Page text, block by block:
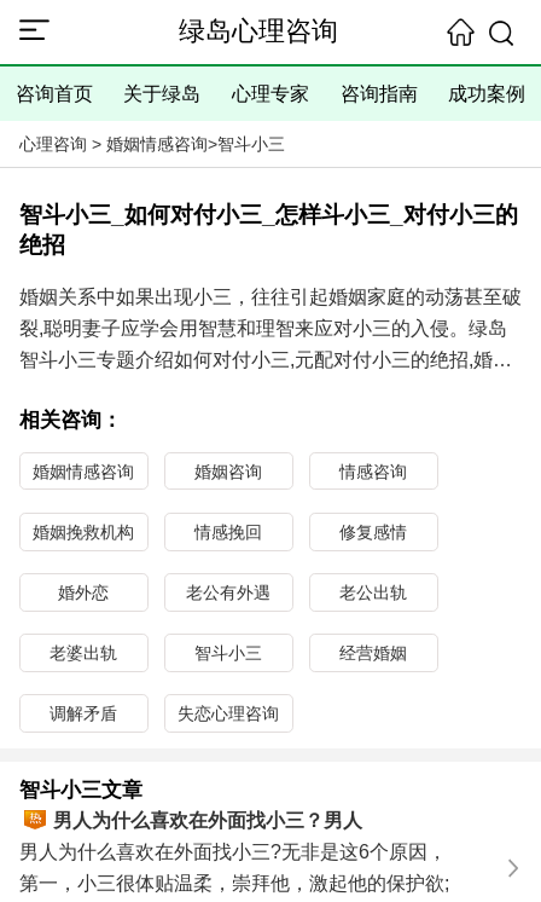
绿岛心理咨询
咨询首页 关于绿岛 心理专家 咨询指南 成功案例
心理咨询 > 婚姻情感咨询>智斗小三
智斗小三_如何对付小三_怎样斗小三_对付小三的
绝招
婚姻关系中如果出现小三，往往引起婚姻家庭的动荡甚至破
裂,聪明妻子应学会用智慧和理智来应对小三的入侵。绿岛
智斗小三专题介绍如何对付小三,元配对付小三的绝招,婚姻
战经验;
杭州绿岛婚姻咨询专家针对外遇出轨、小三插足等婚姻问题
提供专业咨询与帮助，资深小三劝退师专业帮助分离小三，
传授元配对付小三的绝招,指导怎样对付老公找小三,打败小
三,挽回老公,挽救婚姻,重建幸福婚姻。
老公出轨了如何对付小三?请求助杭州绿岛婚姻情感专家，
咨询热线：0571-86433196
相关咨询：
婚姻情感咨询 婚姻咨询 情感咨询
婚姻挽救机构 情感挽回 修复感情
婚外恋 老公有外遇 老公出轨
老婆出轨 智斗小三 经营婚姻
调解矛盾 失恋心理咨询
智斗小三文章
男人为什么喜欢在外面找小三？男人
喜欢找小三的6个原因
男人为什么喜欢在外面找小三?无非是这6个原因，
第一，小三很体贴温柔，崇拜他，激起他的保护欲;